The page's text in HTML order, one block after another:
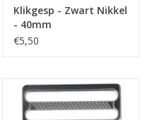
Klikgesp - Zwart Nikkel
- 40mm
€5,50